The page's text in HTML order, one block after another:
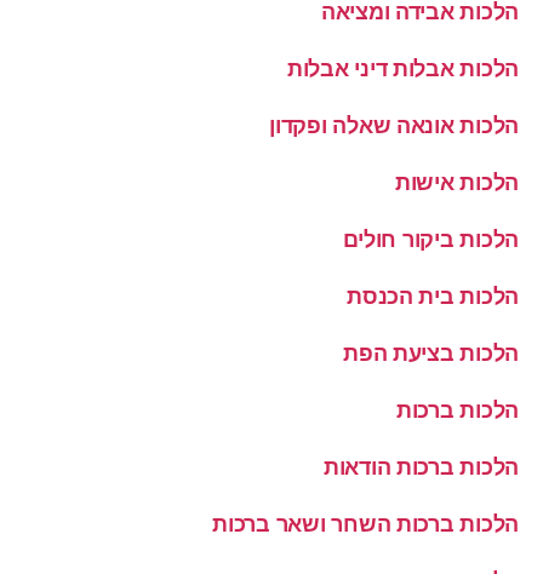
הלכות אבידה ומציאה
הלכות אבלות דיני אבלות
הלכות אונאה שאלה ופקדון
הלכות אישות
הלכות ביקור חולים
הלכות בית הכנסת
הלכות בציעת הפת
הלכות ברכות
הלכות ברכות הודאות
הלכות ברכות השחר ושאר ברכות